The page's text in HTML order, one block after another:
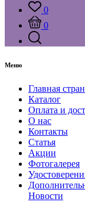
0
0
Меню
Главная
Каталог
Оплата и
О нас
Контакты
Статья
Акции
Фотогалерея
Новости